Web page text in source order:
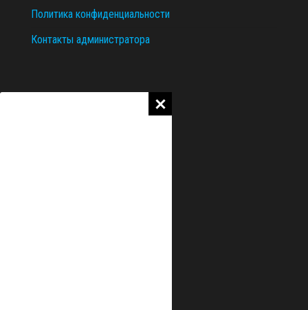
Политика конфиденциальности
Контакты администратора